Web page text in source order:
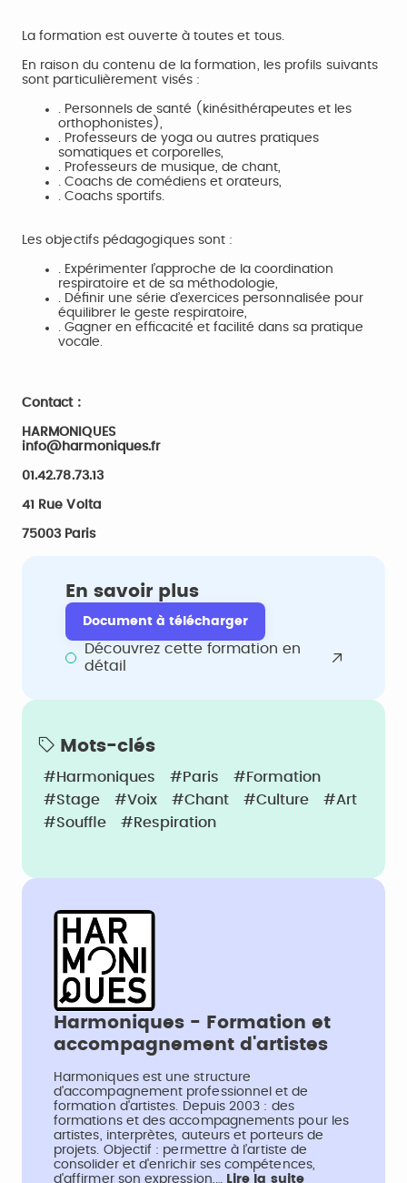
La formation est ouverte à toutes et tous.
En raison du contenu de la formation, les profils suivants
sont particulièrement visés :
. Personnels de santé (kinésithérapeutes et les
orthophonistes),
. Professeurs de yoga ou autres pratiques
somatiques et corporelles,
. Professeurs de musique, de chant,
. Coachs de comédiens et orateurs,
. Coachs sportifs.
Les objectifs pédagogiques sont :
. Expérimenter l’approche de la coordination
respiratoire et de sa méthodologie,
. Définir une série d’exercices personnalisée pour
équilibrer le geste respiratoire,
. Gagner en efficacité et facilité dans sa pratique
vocale.
Contact :
HARMONIQUES
info@harmoniques.fr
01.42.78.73.13
41 Rue Volta
75003 Paris
En savoir plus
Document à télécharger
Découvrez cette formation en
détail
Mots-clés
#Harmoniques #Paris
#Formation
#Stage
#Voix #Chant #Culture
#Art
#Souffle
#Respiration
Harmoniques - Formation et
accompagnement d'artistes
Harmoniques est une structure
d'accompagnement professionnel et de
formation d'artistes. Depuis 2003 : des
formations et des accompagnements pour les
artistes, interprètes, auteurs et porteurs de
projets. Objectif : permettre à l’artiste de
consolider et d'enrichir ses compétences,
d'affirmer son expression,… Lire la suite